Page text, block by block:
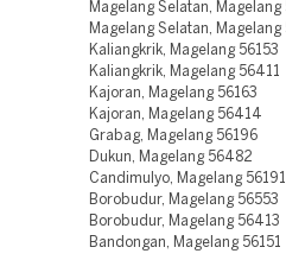
Magelang Selatan, Magelang
Magelang Selatan, Magelang
Kaliangkrik, Magelang 56153
Kaliangkrik, Magelang 56411
Kajoran, Magelang 56163
Kajoran, Magelang 56414
Grabag, Magelang 56196
Dukun, Magelang 56482
Candimulyo, Magelang 56191
Borobudur, Magelang 56553
Borobudur, Magelang 56413
Bandongan, Magelang 56151